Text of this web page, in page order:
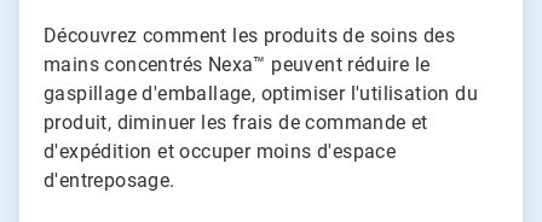
Découvrez comment les produits de soins des
mains concentrés Nexa™ peuvent réduire le
gaspillage d'emballage, optimiser l'utilisation du
produit, diminuer les frais de commande et
d'expédition et occuper moins d'espace
d'entreposage.